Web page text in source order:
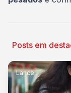
Posts em
Lance